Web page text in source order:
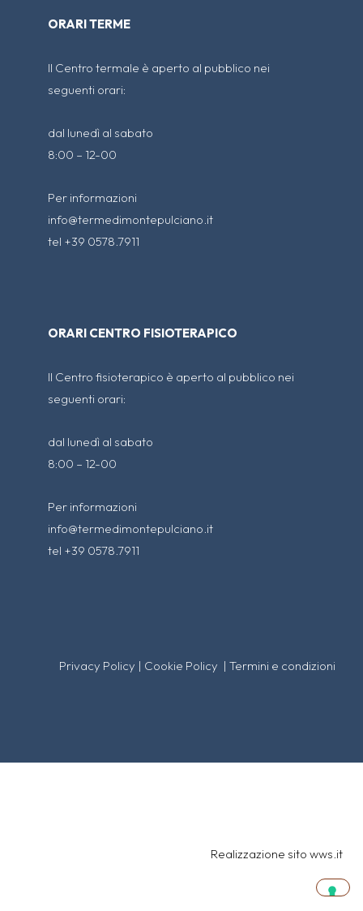
ORARI TERME
Il Centro termale è aperto al pubblico nei
seguenti orari:
dal lunedì al sabato
8:00 – 12-00
Per informazioni
info@termedimontepulciano.it
tel +39 0578.7911
ORARI CENTRO FISIOTERAPICO
Il Centro fisioterapico è aperto al pubblico nei
seguenti orari:
dal lunedì al sabato
8:00 – 12-00
Per informazioni
info@termedimontepulciano.it
tel +39 0578.7911
Privacy Policy | Cookie Policy |Termini e condizioni
Realizzazione sito wws.it